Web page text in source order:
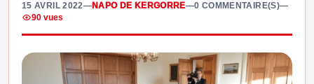
15 AVRIL 2022—NAPO DE KERGORRE—0 COMMENTAIRE(S)—
90 vues